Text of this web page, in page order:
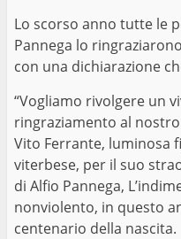
Lo scorso anno tutte le
Pannega lo
con una dichiarazione
“Vogliamo rivolgere un
ringraziamento al
Vito Ferrante, luminosa
viterbese, per il suo
di Alfio Pannega,
nonviolento, in questo
centenario della nascita.